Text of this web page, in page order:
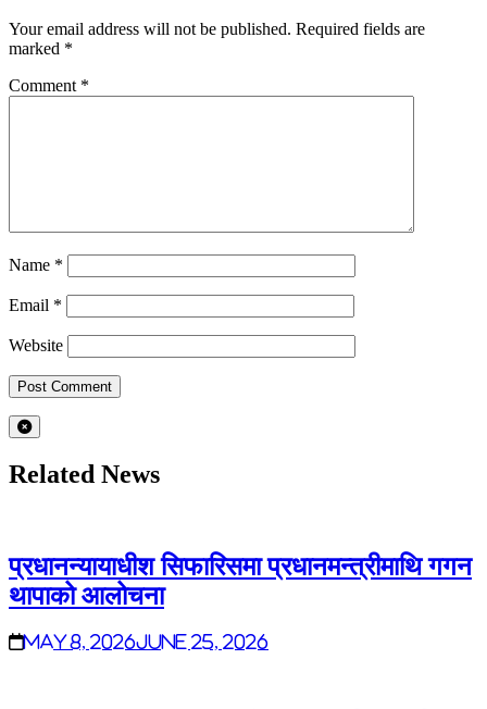
Your email address will not be published. Required fields are
marked *
Comment *
Name *
Email *
Website
Related News
प्रधानन्यायाधीश सिफारिसमा प्रधानमन्त्रीमाथि गगन
थापाको आलोचना
May 8, 2026June 25, 2026